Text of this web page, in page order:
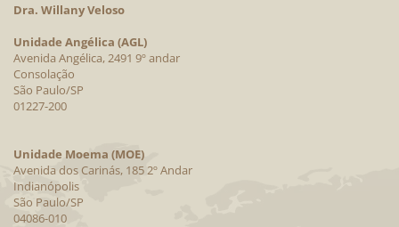
Dra. Willany Veloso
Unidade Angélica (AGL)
Avenida Angélica, 2491 9º andar
Consolação
São Paulo/SP
01227-200
Unidade Moema (MOE)
Avenida dos Carinás, 185 2º Andar
Indianópolis
São Paulo/SP
04086-010